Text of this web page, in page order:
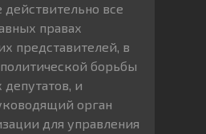
действительно все
правах
представителей, в
борьбы
и
орган
для управления